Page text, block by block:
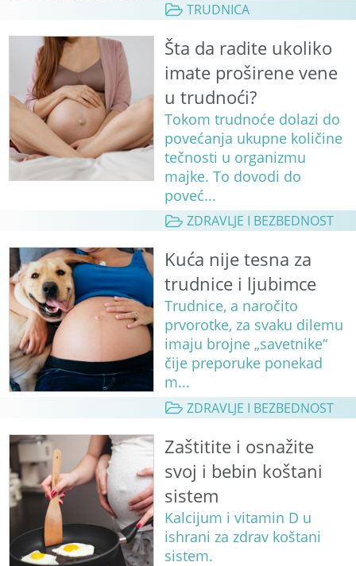
TRUDNICA
Šta da radite ukoliko
imate proširene vene
u trudnoći?
Tokom trudnoće dolazi do
povećanja ukupne količine
tečnosti u organizmu
majke. To dovodi do
poveć...
ZDRAVLJE I BEZBEDNOST
Kuća nije tesna za
trudnice i ljubimce
Trudnice, a naročito
prvorotke, za svaku dilemu
imaju brojne „savetnike“
čije preporuke ponekad
m...
ZDRAVLJE I BEZBEDNOST
Zaštitite i osnažite
svoj i bebin koštani
sistem
Kalcijum i vitamin D u
ishrani za zdrav koštani
sistem.